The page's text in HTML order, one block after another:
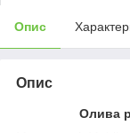
Опис
Опис
Олива